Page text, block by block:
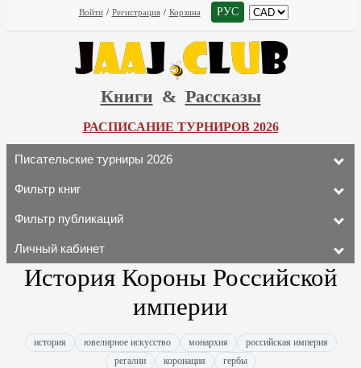
Войти / Регистрация / Корзина РУС
Книги & Рассказы
РАСПИСАНИЕ ТУРНИРОВ 2026
Писательские турниры 2026
Фильтр книг
Фильтр публикаций
Личный кабинет
История Короны Российской
империи
история ювелирное искусство монархия
российская империя
регалии
коронация гербы